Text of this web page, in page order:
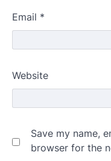
Email *
Website
Save my name,
browser for the